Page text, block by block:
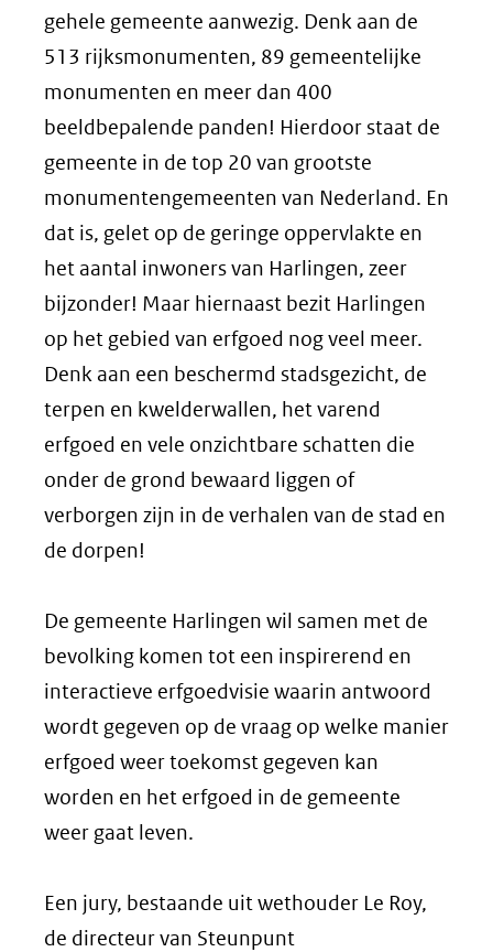
gehele gemeente aanwezig. Denk aan de
513 rijksmonumenten, 89 gemeentelijke
monumenten en meer dan 400
beeldbepalende panden! Hierdoor staat de
gemeente in de top 20 van grootste
monumentengemeenten van Nederland. En
dat is, gelet op de geringe oppervlakte en
het aantal inwoners van Harlingen, zeer
bijzonder! Maar hiernaast bezit Harlingen
op het gebied van erfgoed nog veel meer.
Denk aan een beschermd stadsgezicht, de
terpen en kwelderwallen, het varend
erfgoed en vele onzichtbare schatten die
onder de grond bewaard liggen of
verborgen zijn in de verhalen van de stad en
de dorpen!
De gemeente Harlingen wil samen met de
bevolking komen tot een inspirerend en
interactieve erfgoedvisie waarin antwoord
wordt gegeven op de vraag op welke manier
erfgoed weer toekomst gegeven kan
worden en het erfgoed in de gemeente
weer gaat leven.
Een jury, bestaande uit wethouder Le Roy,
de directeur van Steunpunt